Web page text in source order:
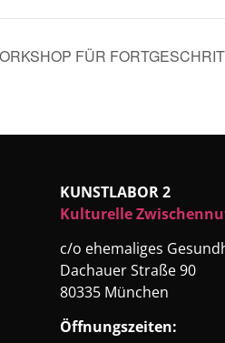
FÜR
KUNSTLABOR 2
Kulturelle
c/o ehemaliges
Dachauer Straße 90
80335 München
Öffnungszeiten: